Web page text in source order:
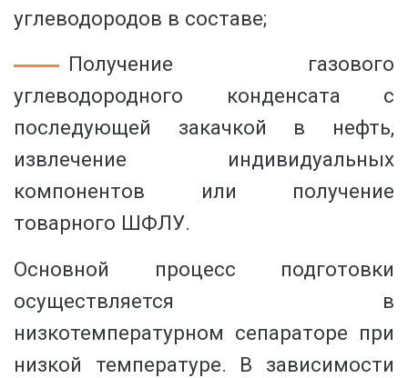
углеводородов в составе;
Получение газового
углеводородного конденсата с
последующей закачкой в нефть,
извлечение индивидуальных
компонентов или получение
товарного ШФЛУ.
Основной процесс подготовки
осуществляется в
низкотемпературном сепараторе при
низкой температуре. В зависимости